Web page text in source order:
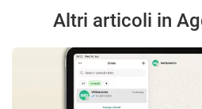
Altri articoli in